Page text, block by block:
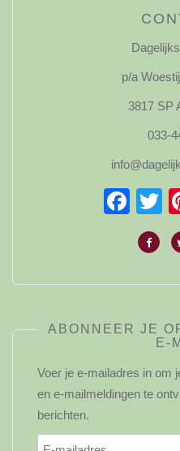
p/a
3817 SP
033-
ABONNEER JE
E-
Voer je e-mailadres in om
en e-mailmeldingen te
berichten.
E-